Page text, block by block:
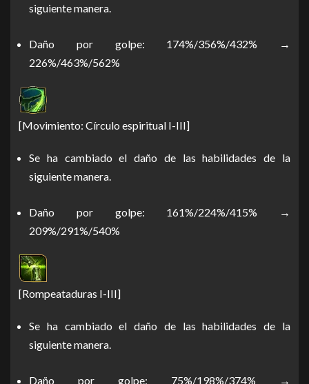
siguiente manera.
Daño por golpe: 174%/356%/432% →
226%/463%/562%
[Movimiento: Círculo espiritual I-III]
Se ha cambiado el daño de las habilidades de la
siguiente manera.
Daño por golpe: 161%/224%/415% →
209%/291%/540%
[Rompeataduras I-III]
Se ha cambiado el daño de las habilidades de la
siguiente manera.
Daño por golpe: 75%/198%/374% →